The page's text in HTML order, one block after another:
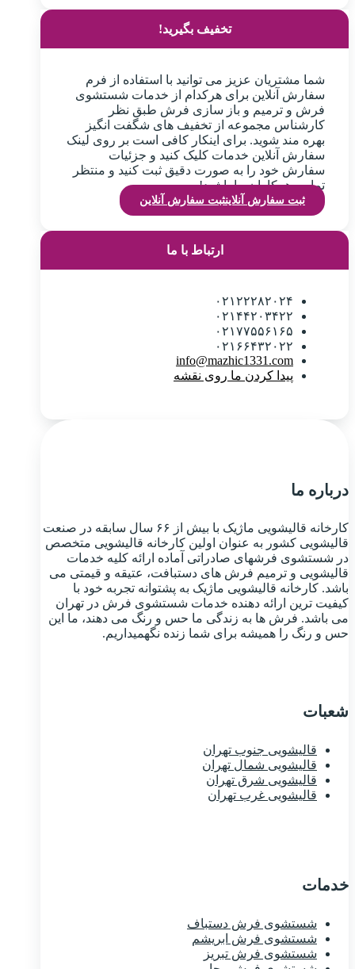
تخفیف بگیرید!
شما مشتریان عزیز می توانید با استفاده از فرم
سفارش آنلاین برای هرکدام از خدمات شستشوی
فرش و ترمیم و باز سازی فرش طبق نظر
کارشناس مجموعه از تخفیف های شگفت انگیز
بهره مند شوید. برای اینکار کافی است بر روی لینک
سفارش آنلاین خدمات کلیک کنید و جزئیات
سفارش خود را به صورت دقیق ثبت کنید و منتظر
تماس همکاران ما باشید!
ثبت سفارش آنلاینثبت سفارش آنلاین
ارتباط با ما
۰۲۱۲۲۲۸۲۰۲۴
۰۲۱۴۴۲۰۳۴۲۲
۰۲۱۷۷۵۵۶۱۶۵
۰۲۱۶۶۴۳۲۰۲۲
info@mazhic1331.com
پیدا کردن ما روی نقشه
درباره ما
کارخانه قالیشویی ماژیک با بیش از ۶۶ سال سابقه در صنعت
قالیشویی کشور به عنوان اولین کارخانه قالیشویی متخصص
در شستشوی فرشهای صادراتی آماده ارائه کلیه خدمات
قالیشویی و ترمیم فرش های دستبافت، عتیقه و قیمتی می
باشد. کارخانه قالیشویی ماژیک به پشتوانه تجربه خود با
کیفیت ترین ارائه دهنده خدمات شستشوی فرش در تهران
می باشد. فرش ها به زندگی ما حس و رنگ می دهند، ما این
حس و رنگ را همیشه برای شما زنده نگهمیداریم.
شعبات
قالیشویی جنوب تهران
قالیشویی شمال تهران
قالیشویی شرق تهران
قالیشویی غرب تهران
خدمات
شستشوی فرش دستباف
شستشوی فرش ابریشم
شستشوی فرش تبریز